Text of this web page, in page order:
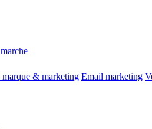
marque & marketing Email marketing